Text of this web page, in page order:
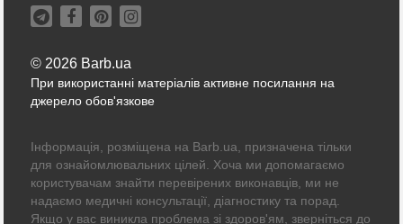
© 2026 Barb.ua
При використанні матеріалів активне посилання на
джерело обов'язкове
Інформація, розміщена на Barb.ua, призначена тільки
для ознайомлювальних цілей. Хоча ми допомагаємо
користувачам знайти перевірених виконавців, ми не
надаємо медичні консультації, діагностику та порад.
Якщо у вас виникла проблема зі здоров'ям, зверніться до